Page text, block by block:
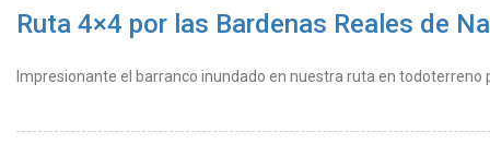
Ruta 4×4 por las Bardenas Reales de
Impresionante el barranco inundado en nuestra ruta en todoterreno